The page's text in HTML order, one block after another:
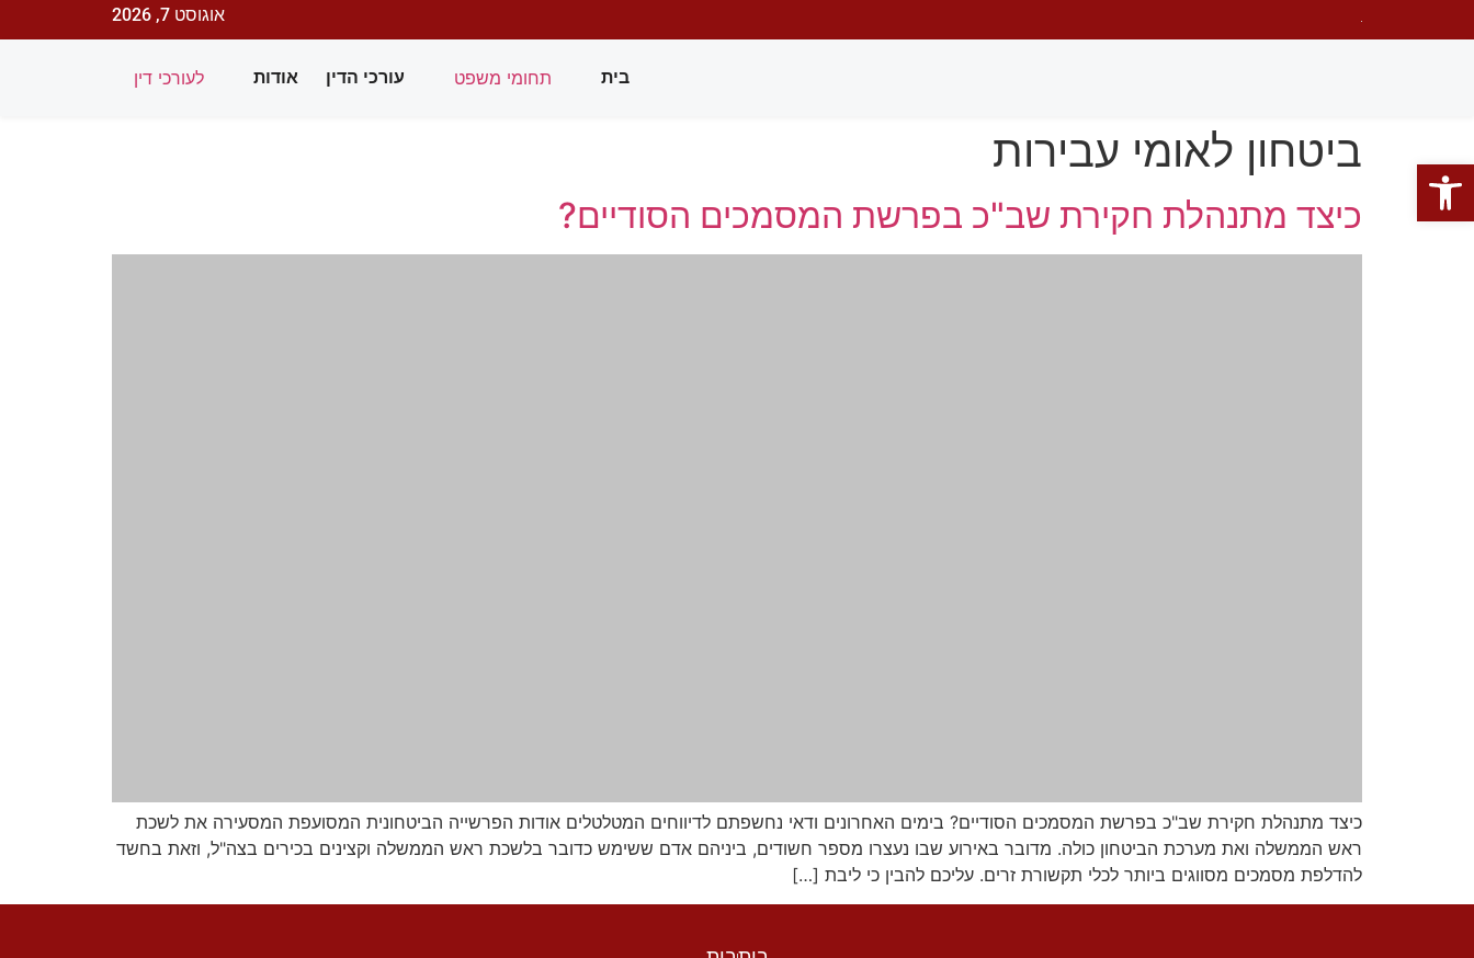
אוגוסט 7, 2026
בית תחומי משפט עורכי הדין אודות לעורכי דין
ביטחון לאומי עבירות
כיצד מתנהלת חקירת שב"כ בפרשת המסמכים הסודיים?
כיצד מתנהלת חקירת שב"כ בפרשת המסמכים הסודיים? בימים האחרונים ודאי נחשפתם לדיווחים המטלטלים אודות הפרשייה הביטחונית המסועפת המסעירה את לשכת
ראש הממשלה ואת מערכת הביטחון כולה. מדובר באירוע שבו נעצרו מספר חשודים, ביניהם אדם ששימש כדובר בלשכת ראש הממשלה וקצינים בכירים בצה"ל, וזאת בחשד
להדלפת מסמכים מסווגים ביותר לכלי תקשורת זרים. עליכם להבין כי ליבת […]
פתח סרגל נגישות